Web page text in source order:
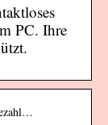
PC. Ihre